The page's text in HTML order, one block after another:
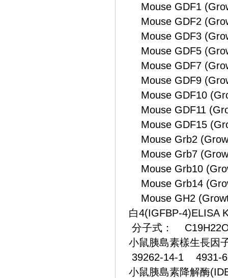
Mouse GDF1
Mouse GDF2
Mouse GDF3
Mouse GDF5
Mouse GDF7
Mouse GDF9
Mouse GDF10
Mouse GDF11
Mouse GDF15
Mouse Grb2
Mouse Grb7
Mouse Grb10
Mouse Grb14
Mouse GH2
白4(IGFBP-
分子式：
小鼠胰島素樣生長
39262-14-1
小鼠胰島素降解酶